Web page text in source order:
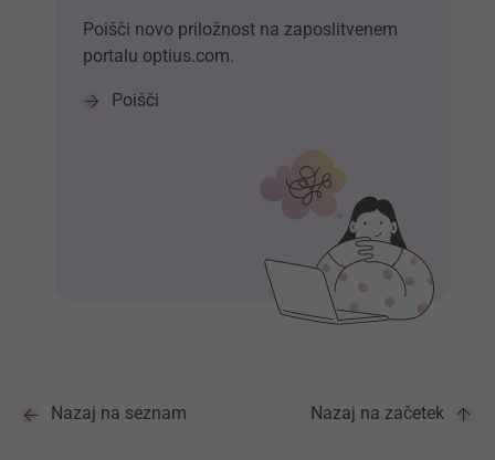
Poišči novo priložnost na zaposlitvenem
portalu optius.com.
Poišči
Nazaj na seznam Nazaj na začetek